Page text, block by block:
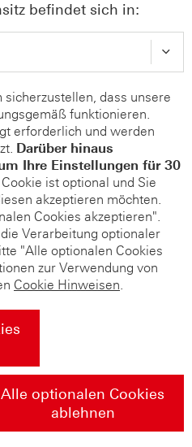
befindet sich in:
dass unsere
funktionieren.
erforderlich und werden
Darüber hinaus
Ihre Einstellungen für 30
ist optional und Sie
akzeptieren möchten.
Cookies akzeptieren".
Verarbeitung optionaler
"Alle optionalen Cookies
zur Verwendung von
Cookie Hinweisen.
Alle optionalen Cookies
ablehnen